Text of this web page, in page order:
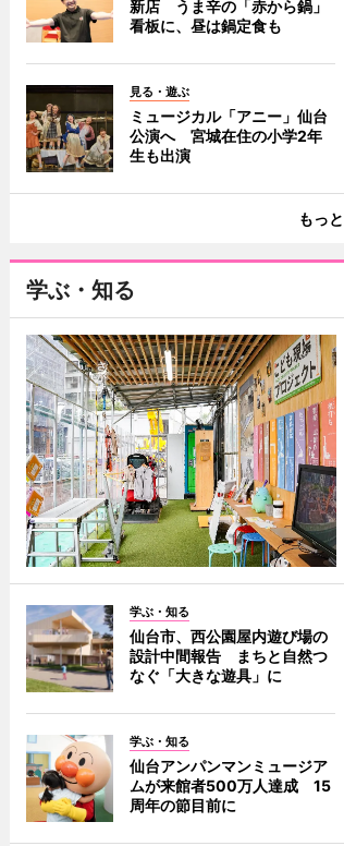
新店 うま辛の「赤から鍋」
看板に、昼は鍋定食も
見る・遊ぶ
ミュージカル「アニー」仙台
公演へ 宮城在住の小学2年
生も出演
もっ
学ぶ・知る
学ぶ・知る
仙台市、西公園屋内遊び場の
設計中間報告 まちと自然つ
なぐ「大きな遊具」に
学ぶ・知る
仙台アンパンマンミュージア
ムが来館者500万人達成 15
周年の節目前に